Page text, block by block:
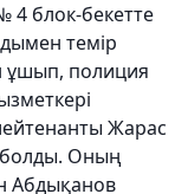
блок-бекетте
темір
ұшып, полиция
Жарас
болды. Оның
Абдықанов